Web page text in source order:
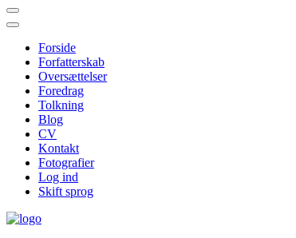
Forside
Forfatterskab
Oversættelser
Foredrag
Tolkning
Blog
CV
Kontakt
Fotografier
Log ind
Skift sprog